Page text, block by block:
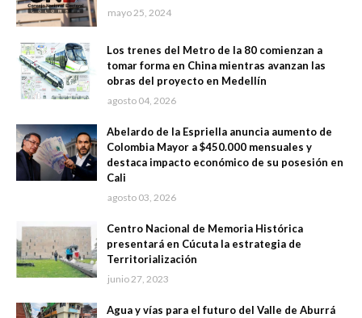
mayo 25, 2024
Los trenes del Metro de la 80 comienzan a
tomar forma en China mientras avanzan las
obras del proyecto en Medellín
agosto 04, 2026
Abelardo de la Espriella anuncia aumento de
Colombia Mayor a $450.000 mensuales y
destaca impacto económico de su posesión en
Cali
agosto 03, 2026
Centro Nacional de Memoria Histórica
presentará en Cúcuta la estrategia de
Territorialización
junio 27, 2023
Agua y vías para el futuro del Valle de Aburrá